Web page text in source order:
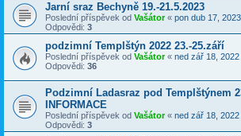
Jarní sraz Bechyně 19.-21.5.2023
Poslední příspěvek od Vašátor« pon dub 17,
Odpovědi: 3
podzimní Templštýn 2022 23.-25.září
Poslední příspěvek od Vašátor« ned zář 18, 2022
Odpovědi: 36
Podzimní Ladasraz pod Templštýnem
INFORMACE
Poslední příspěvek od Vašátor« ned zář 18, 2022
Odpovědi: 3